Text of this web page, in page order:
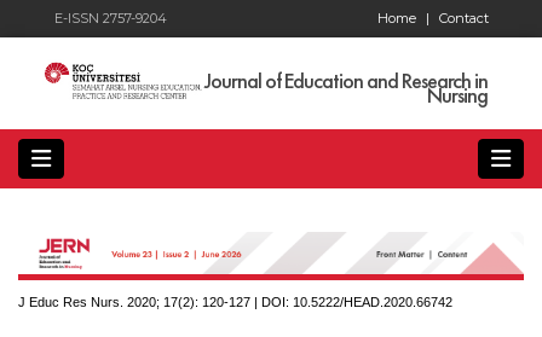
E-ISSN 2757-9204 Contact
Home |
Journal of Education and Research in
Nursing
J Educ Res Nurs. 2020; 17(2): 120-127 | DOI: 10.5222/HEAD.2020.66742